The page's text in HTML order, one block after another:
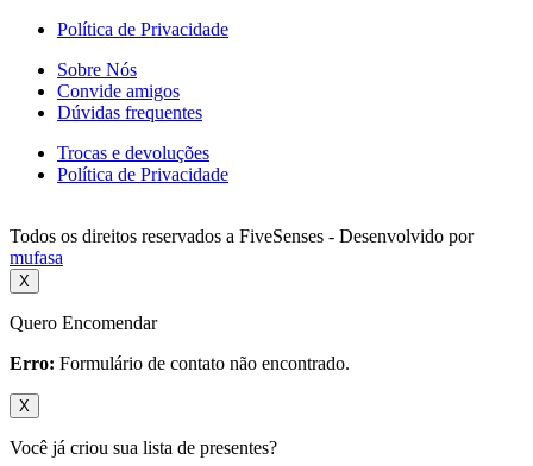
Política de Privacidade
Sobre Nós
Convide amigos
Dúvidas frequentes
Trocas e devoluções
Política de Privacidade
Todos os direitos reservados a FiveSenses - Desenvolvido por
mufasa
X
Quero Encomendar
Erro: Formulário de contato não encontrado.
X
Você já criou sua lista de presentes?